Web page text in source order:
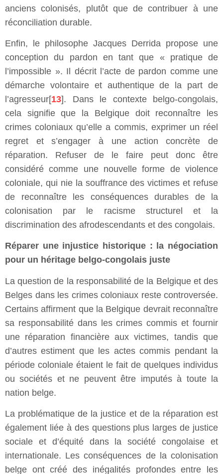
anciens colonisés, plutôt que de contribuer à une
réconciliation durable.
Enfin, le philosophe Jacques Derrida propose une
conception du pardon en tant que « pratique de
l’impossible ». Il décrit l’acte de pardon comme une
démarche volontaire et authentique de la part de
l’agresseur[13]. Dans le contexte belgo-congolais,
cela signifie que la Belgique doit reconnaître les
crimes coloniaux qu’elle a commis, exprimer un réel
regret et s’engager à une action concrète de
réparation. Refuser de le faire peut donc être
considéré comme une nouvelle forme de violence
coloniale, qui nie la souffrance des victimes et refuse
de reconnaître les conséquences durables de la
colonisation par le racisme structurel et la
discrimination des afrodescendants et des congolais.
Réparer une injustice historique : la négociation
pour un héritage belgo-congolais juste
La question de la responsabilité de la Belgique et des
Belges dans les crimes coloniaux reste controversée.
Certains affirment que la Belgique devrait reconnaître
sa responsabilité dans les crimes commis et fournir
une réparation financière aux victimes, tandis que
d’autres estiment que les actes commis pendant la
période coloniale étaient le fait de quelques individus
ou sociétés et ne peuvent être imputés à toute la
nation belge.
La problématique de la justice et de la réparation est
également liée à des questions plus larges de justice
sociale et d’équité dans la société congolaise et
internationale. Les conséquences de la colonisation
belge ont créé des inégalités profondes entre les